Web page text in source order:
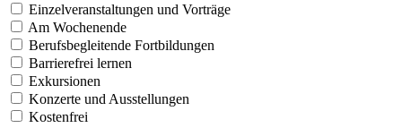
Einzelveranstaltungen und Vorträge
Am Wochenende
Berufsbegleitende Fortbildungen
Barrierefrei lernen
Exkursionen
Konzerte und Ausstellungen
Kostenfrei